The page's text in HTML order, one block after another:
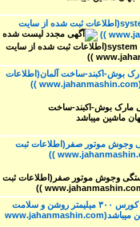
فروش یک عدد کنترل زیمنس -مدلsystem 8(اطلاعات ثبت شده از سایت
بوش-اکبند-ساخت آلمان(اطلاعات
وجوش موتور صفر(اطلاعات ثبت
پرس ۶۳۰‌تن ورنیر ابعاد میز ۱۵۰۰×۱۱۰۰ کورس ۳۰۰ میلیمتر روشن و سلامت
(اطلاعات ثبت شده از سایت جهان ماشین میباشد(www.jahanmashin.com